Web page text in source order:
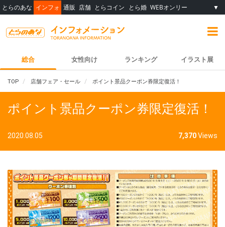
とらのあな インフォ 通販 店舗 とらコイン とら婚 WEBオンリー ▼
総合 女性向け ランキング イラスト展
TOP 店舗フェア・セール ポイント景品クーポン券限定復活！
ポイント景品クーポン券限定復活！
2020.08.05 7,370Views